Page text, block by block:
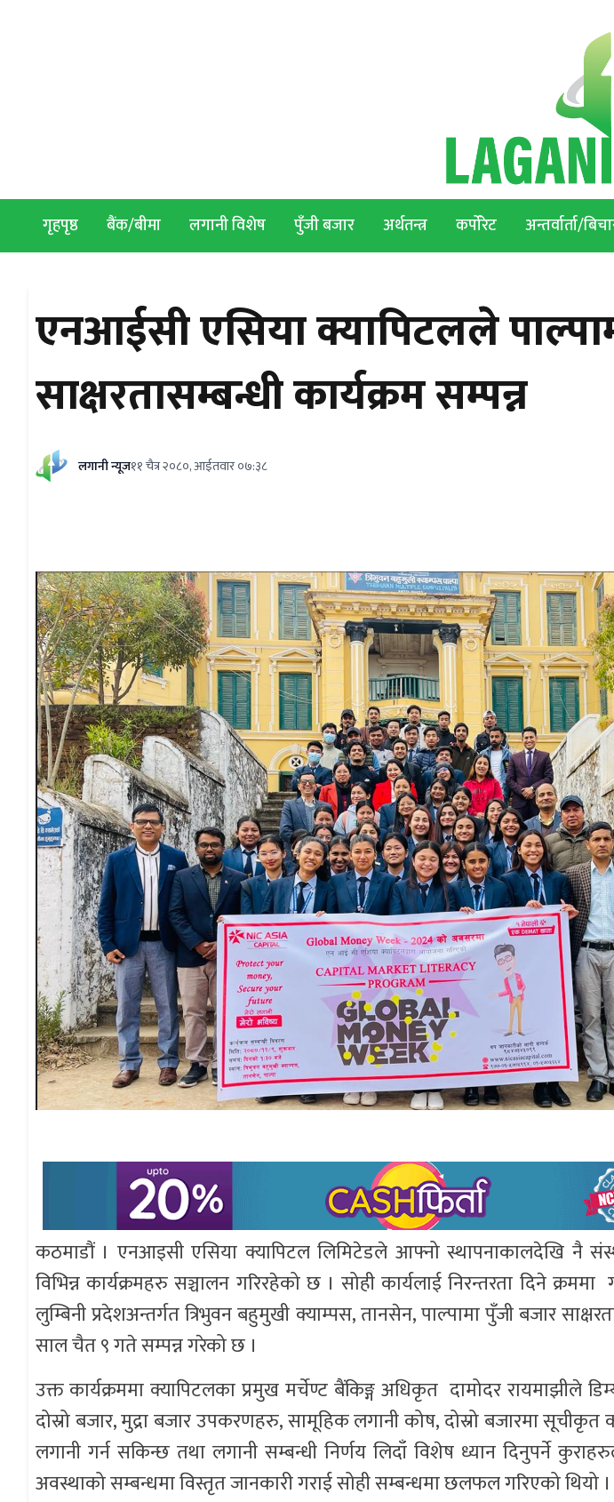
गृहपृष्ठ बैंक/बीमा लगानी विशेष पुँजी बजार अर्थतन्त्र कर्पोरेट अन्तर्वार्ता/
एनआईसी एसिया क्यापिटलले
साक्षरतासम्बन्धी कार्यक्रम सम्पन्न
लगानी न्यूज११ चैत्र २०८०, आईतवार ०७:३८
कठमाडौं । एनआइसी एसिया क्यापिटल लिमिटेडले आफ्नो स्थापनाकालदेखि नै
विभिन्न कार्यक्रमहरु सञ्चालन गरिरहेको छ । सोही कार्यलाई निरन्तरता दिने
लुम्बिनी प्रदेशअन्तर्गत त्रिभुवन बहुमुखी क्याम्पस, तानसेन, पाल्पामा पुँजी बजार
साल चैत ९ गते सम्पन्न गरेको छ ।
उक्त कार्यक्रममा क्यापिटलका प्रमुख मर्चेण्ट बैंकिङ्ग अधिकृत दामोदर रायमाझीले
दोस्रो बजार, मुद्रा बजार उपकरणहरु, सामूहिक लगानी कोष, दोस्रो बजारमा
लगानी गर्न सकिन्छ तथा लगानी सम्बन्धी निर्णय लिदाँ विशेष ध्यान दिनुपर्ने
अवस्थाको सम्बन्धमा विस्तृत जानकारी गराई सोही सम्बन्धमा छलफल गरिएको थियो ।